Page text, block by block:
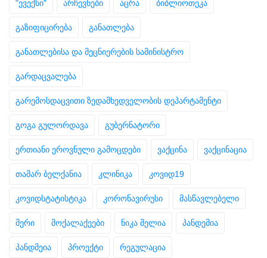
"ევექსი" არჩევნები აცრა ბიბლიოთეკა
გაზიფიცირება განათლება
განათლებისა და მეცნიერების სამინისტრო
გარდაცვალება
გარემოსდაცვითი ზედამხედველობის დეპარტამენტი
გოგა გულორდავა გუბერნატორი
ერთიანი ეროვნული გამოცდები ვაქცინა ვაქცინაცია
თამარ ბელქანია კლინიკა კოვიდ19
კოვიდსტატისტიკა კორონავირუსი მასწავლებელი
მერი მოქალაქეები ნიკა მელია პანდემია
პანდმეია პროექტი რეგულაცია